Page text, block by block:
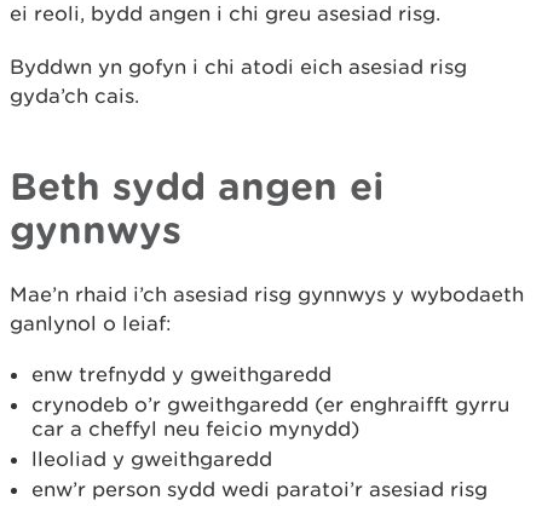
ei reoli, bydd angen i chi greu asesiad risg.
Byddwn yn gofyn i chi atodi eich asesiad risg
gyda’ch cais.
Beth sydd angen ei
gynnwys
Mae’n rhaid i’ch asesiad risg gynnwys y wybodaeth
ganlynol o leiaf:
enw trefnydd y gweithgaredd
crynodeb o’r gweithgaredd (er enghraifft gyrru
car a cheffyl neu feicio mynydd)
lleoliad y gweithgaredd
enw’r person sydd wedi paratoi’r asesiad risg